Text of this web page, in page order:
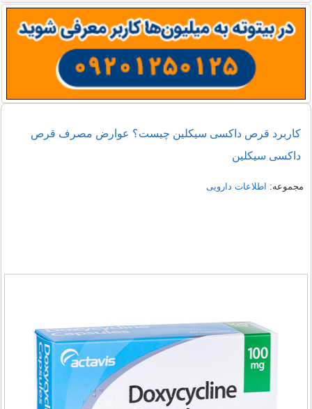
کاربرد قرص داکسی سیکلین چیست؟ عوارض مصرف قرص
داکسی سیکلین
مجموعه: اطلاعات دارویی